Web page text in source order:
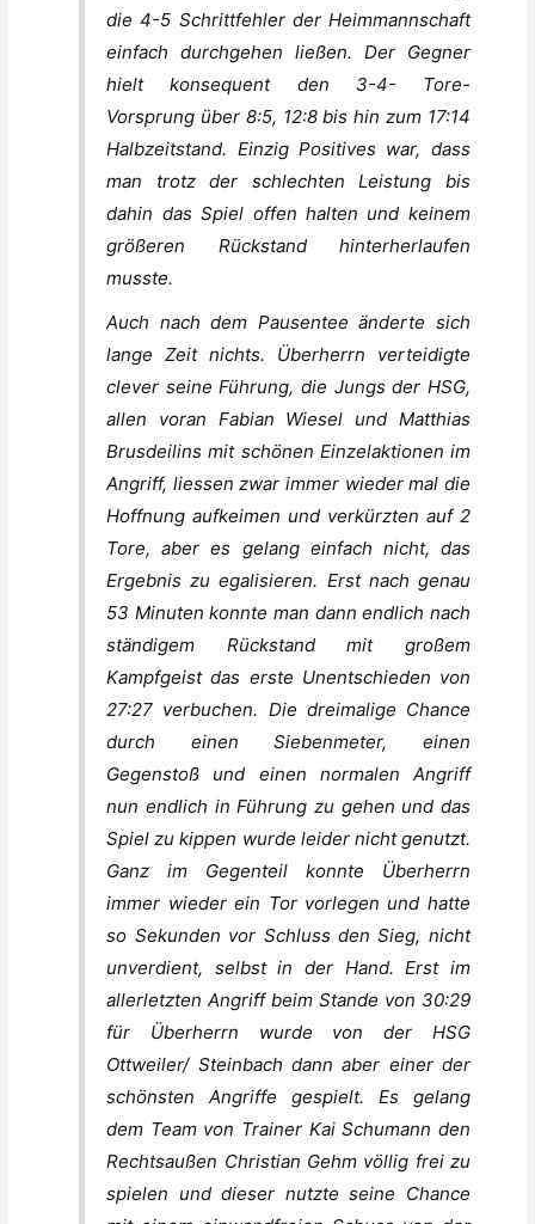
die 4-5 Schrittfehler der Heimmannschaft
einfach durchgehen ließen. Der Gegner
hielt konsequent den 3-4- Tore-
Vorsprung über 8:5, 12:8 bis hin zum 17:14
Halbzeitstand. Einzig Positives war, dass
man trotz der schlechten Leistung bis
dahin das Spiel offen halten und keinem
größeren Rückstand hinterherlaufen
musste.
Auch nach dem Pausentee änderte sich
lange Zeit nichts. Überherrn verteidigte
clever seine Führung, die Jungs der HSG,
allen voran Fabian Wiesel und Matthias
Brusdeilins mit schönen Einzelaktionen im
Angriff, liessen zwar immer wieder mal die
Hoffnung aufkeimen und verkürzten auf 2
Tore, aber es gelang einfach nicht, das
Ergebnis zu egalisieren. Erst nach genau
53 Minuten konnte man dann endlich nach
ständigem Rückstand mit großem
Kampfgeist das erste Unentschieden von
27:27 verbuchen. Die dreimalige Chance
durch einen Siebenmeter, einen
Gegenstoß und einen normalen Angriff
nun endlich in Führung zu gehen und das
Spiel zu kippen wurde leider nicht genutzt.
Ganz im Gegenteil konnte Überherrn
immer wieder ein Tor vorlegen und hatte
so Sekunden vor Schluss den Sieg, nicht
unverdient, selbst in der Hand. Erst im
allerletzten Angriff beim Stande von 30:29
für Überherrn wurde von der HSG
Ottweiler/ Steinbach dann aber einer der
schönsten Angriffe gespielt. Es gelang
dem Team von Trainer Kai Schumann den
Rechtsaußen Christian Gehm völlig frei zu
spielen und dieser nutzte seine Chance